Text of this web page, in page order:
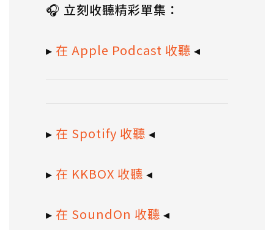
🎧 立刻收聽精彩單集：
▸ 在 Apple Podcast 收聽 ◂
▸ 在 Spotify 收聽 ◂
▸ 在 KKBOX 收聽 ◂
▸ 在 SoundOn 收聽 ◂